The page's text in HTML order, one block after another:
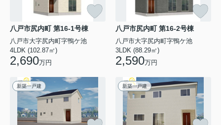
八戸市尻内町 第16-1号棟
八戸市大字尻内町字鴨ケ池
4LDK (102.87㎡)
2,690万円
八戸市尻内町 第16-2号棟
八戸市大字尻内町字鴨ケ池
3LDK (88.29㎡)
2,590万円
新築一戸建 新築一戸建